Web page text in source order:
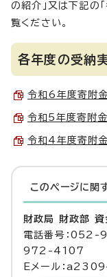
の紹介」又は下記の
覧ください。
各年度の受納
令和6年度寄附
令和5年度寄附
令和4年度寄附
このページに関
財政局 財政部 資
電話番号：
972-4107
Eメール：